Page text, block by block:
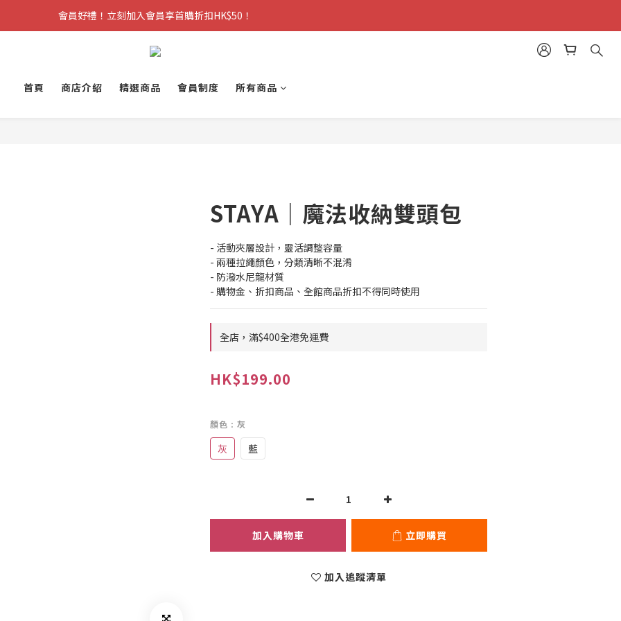
會員好禮！立刻加入會員享首購折扣HK$50！
首頁 商店介紹 精選商品 會員制度 所有商品
STAYA｜魔法收納雙頭包
- 活動夾層設計，靈活調整容量
- 兩種拉繩顏色，分類清晰不混淆
- 防潑水尼龍材質
- 購物金、折扣商品、全館商品折扣不得同時使用
全店，滿$400全港免運費
HK$199.00
顏色 : 灰
灰 藍
加入購物車 立即購買
加入追蹤清單